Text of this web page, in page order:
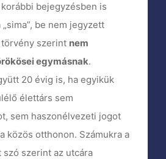
bejegyzésben is
be nem jegyzett
szerint nem
egymásnak.
20 évig is, ha egyikük
élettárs sem
sem haszonélvezeti jogot
közös otthonon. Számukra a
szerint az utcára